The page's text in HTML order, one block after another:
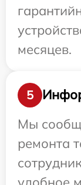
месяцев.
5
Мы
ремонта